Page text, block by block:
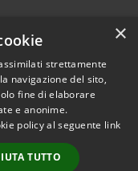
© 2026 • Comune di
Pero • Powered by
•
Accesso
×
strettamente
navigazione del sito,
fine di elaborare
e anonime.
policy al seguente link
TUTTO